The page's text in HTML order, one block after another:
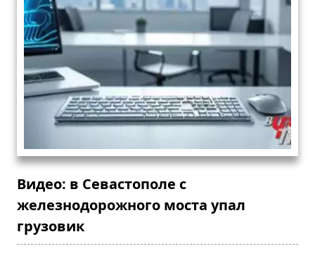
Видео: в Севастополе с
железнодорожного моста упал
грузовик